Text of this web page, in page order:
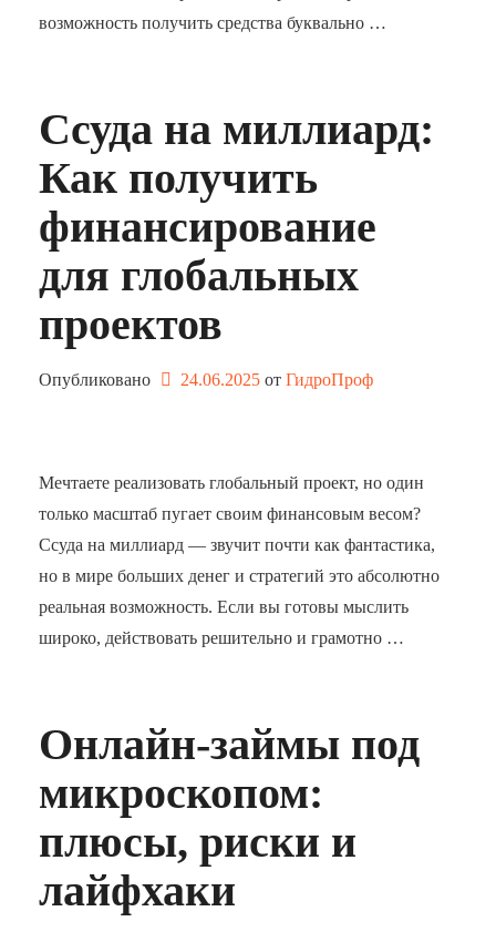
возможность получить средства буквально …
Ссуда на миллиард:
Как получить
финансирование
для глобальных
проектов
Опубликовано 24.06.2025 от ГидроПроф
Мечтаете реализовать глобальный проект, но один
только масштаб пугает своим финансовым весом?
Ссуда на миллиард — звучит почти как фантастика,
но в мире больших денег и стратегий это абсолютно
реальная возможность. Если вы готовы мыслить
широко, действовать решительно и грамотно …
Онлайн-займы под
микроскопом:
плюсы, риски и
лайфхаки